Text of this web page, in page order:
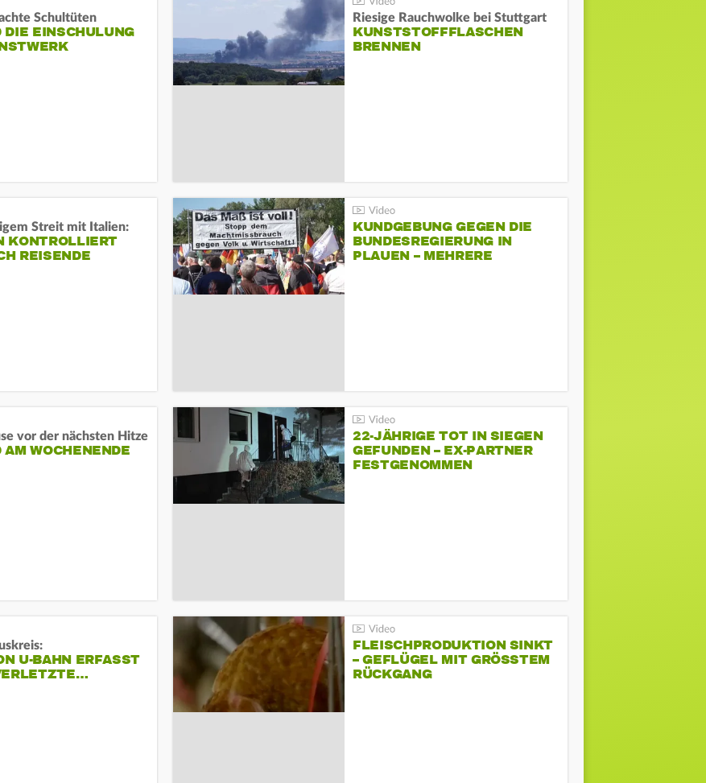
Schultüten
DIE EINSCHULUNG
Riesige Rauchwolke bei Stuttgart
KUNSTSTOFFFLASCHEN
BRENNEN
Streit mit Italien:
KONTROLLIERT
REISENDE
KUNDGEBUNG GEGEN DIE
BUNDESREGIERUNG IN
PLAUEN – MEHRERE
vor der nächsten Hitze
AM WOCHENENDE
22-JÄHRIGE TOT IN SIEGEN
GEFUNDEN – EX-PARTNER
FESTGENOMMEN
U-BAHN ERFASST
FLEISCHPRODUKTION SINKT
– GEFLÜGEL MIT GRÖSSTEM R
ÜCKGANG